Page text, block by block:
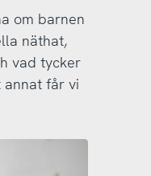
om barnen
näthat,
vad tycker
annat får vi